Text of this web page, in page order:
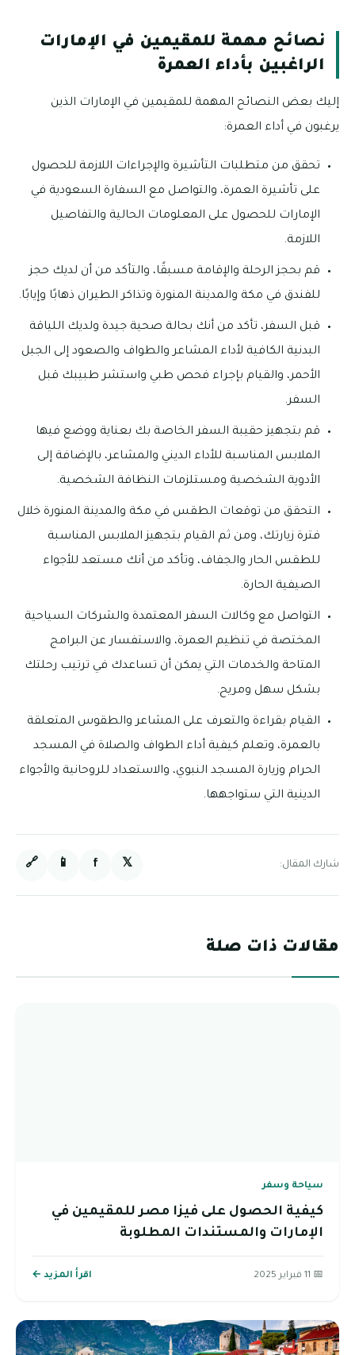
نصائح مهمة للمقيمين في الإمارات
الراغبين بأداء العمرة
إليك بعض النصائح المهمة للمقيمين في الإمارات الذين
يرغبون في أداء العمرة:
تحقق من متطلبات التأشيرة والإجراءات اللازمة للحصول
على تأشيرة العمرة، والتواصل مع السفارة السعودية في
الإمارات للحصول على المعلومات الحالية والتفاصيل
اللازمة.
قم بحجز الرحلة والإقامة مسبقًا، والتأكد من أن لديك حجز
للفندق في مكة والمدينة المنورة وتذاكر الطيران ذهابًا وإيابًا.
قبل السفر، تأكد من أنك بحالة صحية جيدة ولديك اللياقة
البدنية الكافية لأداء المشاعر والطواف والصعود إلى الجبل
الأحمر، والقيام بإجراء فحص طبي واستشر طبيبك قبل
السفر.
قم بتجهيز حقيبة السفر الخاصة بك بعناية ووضع فيها
الملابس المناسبة للأداء الديني والمشاعر، بالإضافة إلى
الأدوية الشخصية ومستلزمات النظافة الشخصية.
التحقق من توقعات الطقس في مكة والمدينة المنورة خلال
فترة زيارتك، ومن ثم القيام بتجهيز الملابس المناسبة
للطقس الحار والجفاف، وتأكد من أنك مستعد للأجواء
الصيفية الحارة.
التواصل مع وكالات السفر المعتمدة والشركات السياحية
المختصة في تنظيم العمرة، والاستفسار عن البرامج
المتاحة والخدمات التي يمكن أن تساعدك في ترتيب رحلتك
بشكل سهل ومريح.
القيام بقراءة والتعرف على المشاعر والطقوس المتعلقة
بالعمرة، وتعلم كيفية أداء الطواف والصلاة في المسجد
الحرام وزيارة المسجد النبوي، والاستعداد للروحانية والأجواء
الدينية التي ستواجهها.
شارك المقال: 𝕏
f
📱
🔗
مقالات ذات صلة
سياحة وسفر
كيفية الحصول على فيزا مصر للمقيمين في
الإمارات والمستندات المطلوبة
📅 11 فبراير 2025 اقرأ المزيد ←